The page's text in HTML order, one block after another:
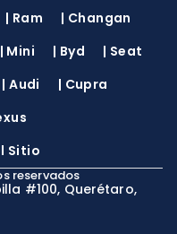
| Ram | Changan
| Mini | Byd | Seat
|Audi | Cupra
Sitio
reservados
#100, Querétaro,